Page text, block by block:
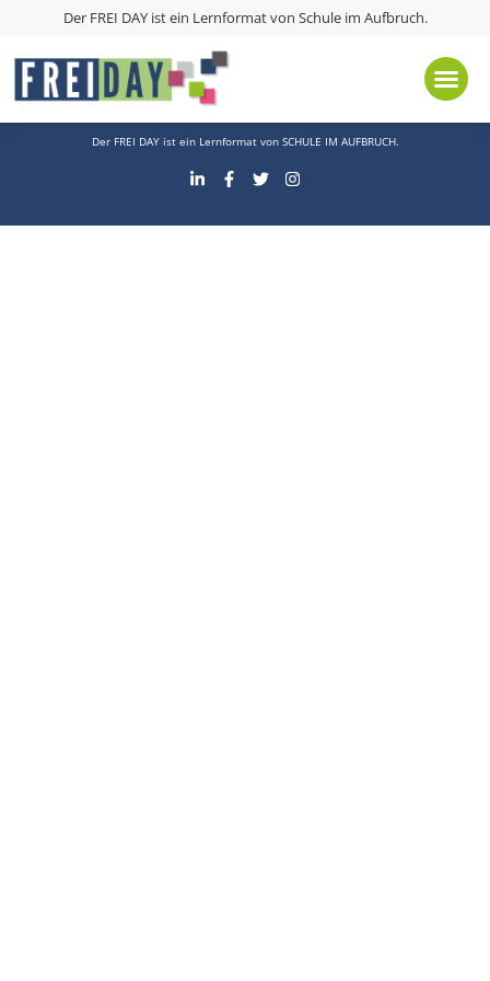
Der FREI DAY ist ein Lernformat von Schule im Aufbruch.
Schlagwort:Abgeschlossen
Kontakt Presse
Der FREI DAY ist ein Lernformat von SCHULE IM AUFBRUCH.